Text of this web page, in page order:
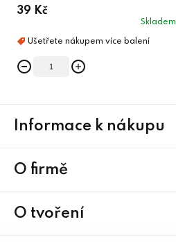
39 Kč
Skladem
Informace k nákupu
O firmě
O tvoření